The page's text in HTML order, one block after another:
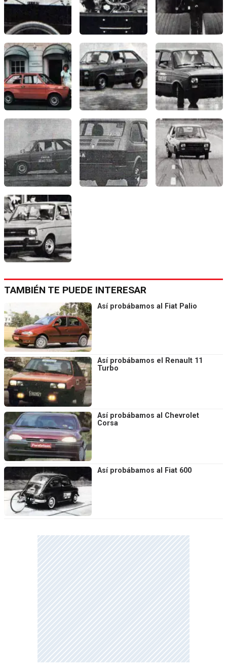
TAMBIÉN TE PUEDE INTERESAR
Así probábamos al Fiat Palio
Así probábamos el Renault 11
Turbo
Así probábamos al Chevrolet
Corsa
Así probábamos al Fiat 600